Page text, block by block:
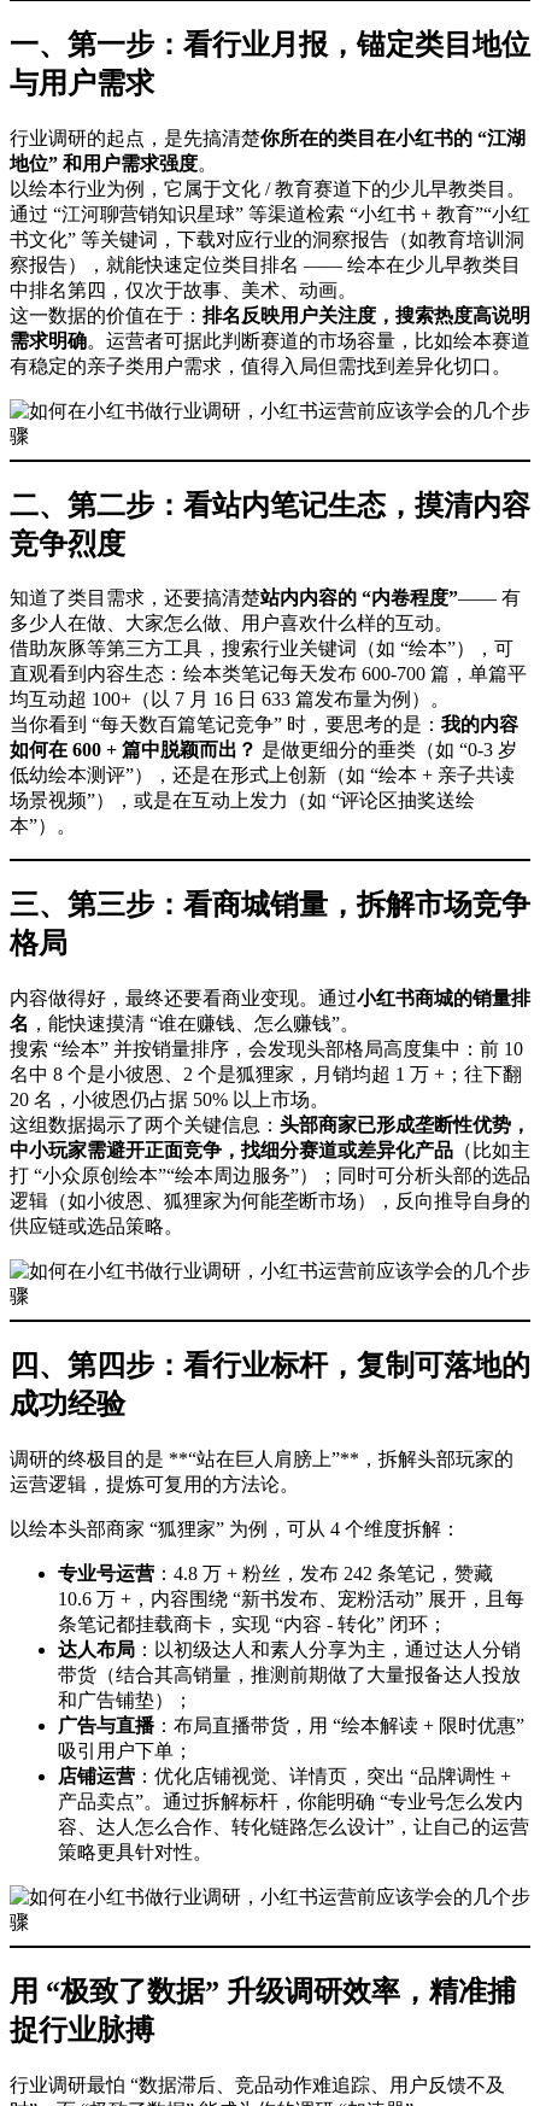
一、第一步：看行业月报，锚定类目地位
与用户需求
行业调研的起点，是先搞清楚你所在的类目在小红书的 “江湖
地位” 和用户需求强度。
以绘本行业为例，它属于文化 / 教育赛道下的少儿早教类目。
通过 “江河聊营销知识星球” 等渠道检索 “小红书 + 教育”“小红
书文化” 等关键词，下载对应行业的洞察报告（如教育培训洞
察报告），就能快速定位类目排名 —— 绘本在少儿早教类目
中排名第四，仅次于故事、美术、动画。
这一数据的价值在于： 排名反映用户关注度，搜索热度高说明
需求明确。运营者可据此判断赛道的市场容量，比如绘本赛道
有稳定的亲子类用户需求，值得入局但需找到差异化切口。
二、第二步：看站内笔记生态，摸清内容
竞争烈度
知道了类目需求，还要搞清楚站内内容的 “内卷程度”—— 有
多少人在做、大家怎么做、用户喜欢什么样的互动。
借助灰豚等第三方工具，搜索行业关键词（如 “绘本”），可
直观看到内容生态：绘本类笔记每天发布 600-700 篇，单篇平
均互动超 100+（以 7 月 16 日 633 篇发布量为例）。
当你看到 “每天数百篇笔记竞争” 时，要思考的是： 我的内容
如何在 600 + 篇中脱颖而出？ 是做更细分的垂类（如 “0-3 岁
低幼绘本测评”），还是在形式上创新（如 “绘本 + 亲子共读
场景视频”），或是在互动上发力（如 “评论区抽奖送绘
本”）。
三、第三步：看商城销量，拆解市场竞争
格局
内容做得好，最终还要看商业变现。通过小红书商城的销量排
名 ，能快速摸清 “谁在赚钱、怎么赚钱”。
搜索 “绘本” 并按销量排序，会发现头部格局高度集中：前 10
名中 8 个是小彼恩、2 个是狐狸家，月销均超 1 万 +；往下翻
20 名，小彼恩仍占据 50% 以上市场。
这组数据揭示了两个关键信息： 头部商家已形成垄断性优势，
中小玩家需避开正面竞争，找细分赛道或差异化产品 （比如主
打 “小众原创绘本”“绘本周边服务”）；同时可分析头部的选品
逻辑（如小彼恩、狐狸家为何能垄断市场），反向推导自身的
供应链或选品策略。
四、第四步：看行业标杆，复制可落地的
成功经验
调研的终极目的是 **“站在巨人肩膀上”**，拆解头部玩家的
运营逻辑，提炼可复用的方法论。
以绘本头部商家 “狐狸家” 为例，可从 4 个维度拆解：
专业号运营 ：4.8 万 + 粉丝，发布 242 条笔记，赞藏
10.6 万 +，内容围绕 “新书发布、宠粉活动” 展开，且每
条笔记都挂载商卡，实现 “内容 - 转化” 闭环；
达人布局 ：以初级达人和素人分享为主，通过达人分销
带货（结合其高销量，推测前期做了大量报备达人投放
和广告铺垫）；
广告与直播：布局直播带货，用 “绘本解读 + 限时优惠”
吸引用户下单；
店铺运营 ：优化店铺视觉、详情页，突出 “品牌调性 +
产品卖点”。通过拆解标杆，你能明确 “专业号怎么发内
容、达人怎么合作、转化链路怎么设计”，让自己的运营
策略更具针对性。
用 “极致了数据” 升级调研效率，精准捕
捉行业脉搏
行业调研最怕 “数据滞后、竞品动作难追踪、用户反馈不及